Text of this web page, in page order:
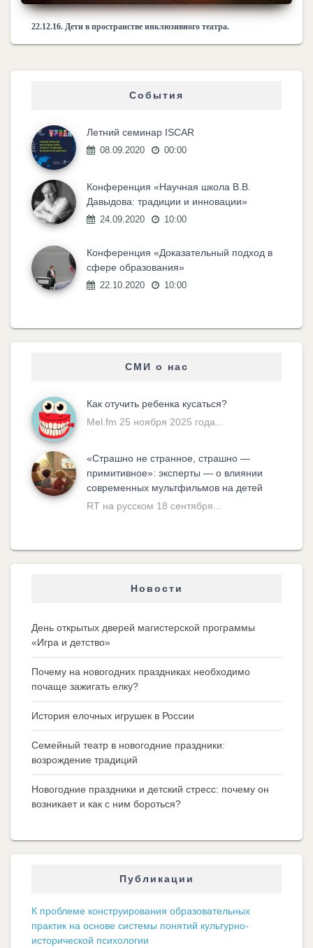
22.12.16. Дети в пространстве инклюзивного театра.
События
Летний семинар ISCAR
08.09.2020 00:00
Конференция «Научная школа В.В.
Давыдова: традиции и инновации»
24.09.2020 10:00
Конференция «Доказательный подход в
сфере образования»
22.10.2020 10:00
СМИ о нас
Как отучить ребенка кусаться?
Mel.fm 25 ноября 2025 года...
«Cтрашно не странное, страшно —
примитивное»: эксперты — о влиянии
современных мультфильмов на детей
RT на русском 18 сентября...
Новости
День открытых дверей магистерской программы
«Игра и детство»
Почему на новогодних праздниках необходимо
почаще зажигать елку?
История елочных игрушек в России
Семейный театр в новогодние праздники:
возрождение традиций
Новогодние праздники и детский стресс: почему он
возникает и как с ним бороться?
Публикации
К проблеме конструирования образовательных
практик на основе системы понятий культурно-
исторической психологии